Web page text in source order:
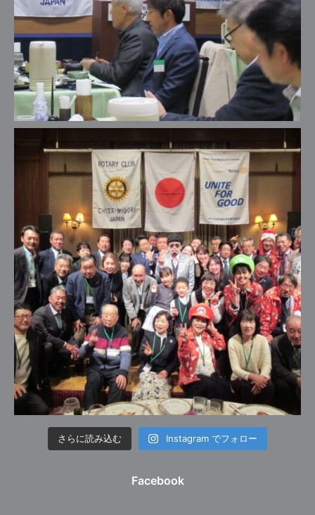
さらに読み込む Instagram でフォロー
Facebook